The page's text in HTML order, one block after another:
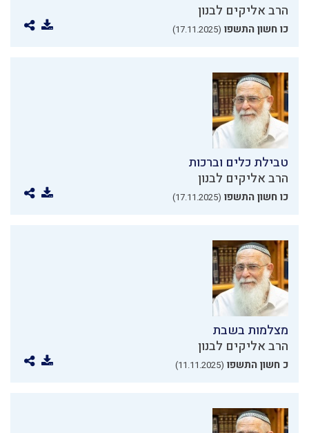
הרב אליקים לבנון
כו חשון התשפו (17.11.2025)
טבילת כלים וברכות
הרב אליקים לבנון
כו חשון התשפו (17.11.2025)
מצלמות בשבת
הרב אליקים לבנון
כ חשון התשפו (11.11.2025)